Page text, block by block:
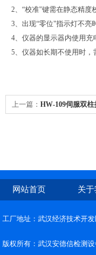
2、“校准"键需在静态精度
3、出现“零位"指示灯不亮
4、仪器的显示器内使用
5、仪器如长期不使用时
上一篇： HW-109伺服双
网站首页 关
工厂地址：武汉经济技术开
版权所有：武汉安德信检测